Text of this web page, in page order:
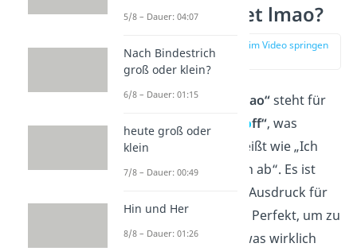
Was bedeutet lmao?
zur Stelle im Video springen
(00:12)
Die Abkürzung „lmao“steht für
aughingm off“, was
übersetzt so viel heißt wie „Ich
lache mir den Arsch ab“. Es ist
also der ultimative Ausdruck für
herzhaftes Lachen. Perfekt, um zu
zeigen, dass du etwas wirklich
5/8 – Dauer: 04:07
Nach Bindestrich
groß oder klein?
6/8 – Dauer: 01:15
heute groß oder
klein
7/8 – Dauer: 00:49
Hin und Her
8/8 – Dauer: 01:26